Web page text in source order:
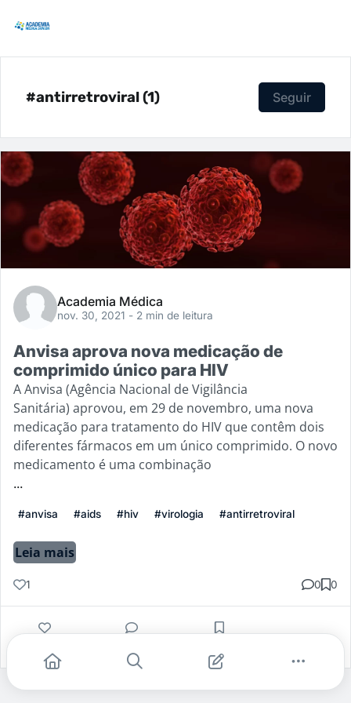
#antirretroviral (1) Seguir
Academia Médica
nov. 30, 2021 - 2 min de leitura
Anvisa aprova nova medicação de
comprimido único para HIV
A Anvisa (Agência Nacional de Vigilância
Sanitária) aprovou, em 29 de novembro, uma nova
medicação para tratamento do HIV que contêm dois
diferentes fármacos em um único comprimido. O novo
medicamento é uma combinação
...
#anvisa #aids #hiv #virologia #antirretroviral
Leia mais
1 0 0